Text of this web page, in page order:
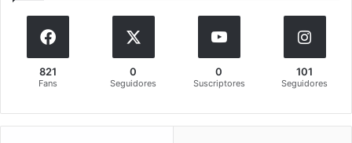
821
Fans
0
Seguidores
0
Suscriptores
101
Seguidores